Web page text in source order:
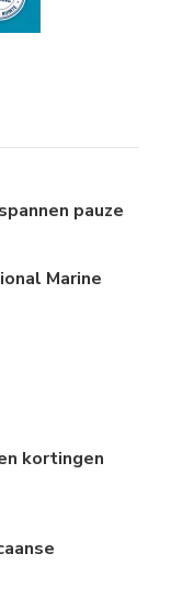
pauze
Marine
kortingen